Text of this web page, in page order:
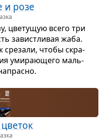
и розе
цве­ту­щую всего три
завист­ли­вая жаба.
сре­зали, чтобы скра­
уми­ра­ю­щего маль­